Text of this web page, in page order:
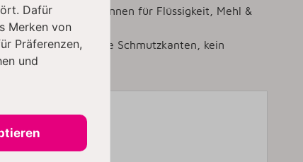
Mess-Skalen innen für Flüssigkeit, Mehl &
Innenseite – keine Schmutzkanten, kein
Dafür
Merken von
Präferenzen,
und